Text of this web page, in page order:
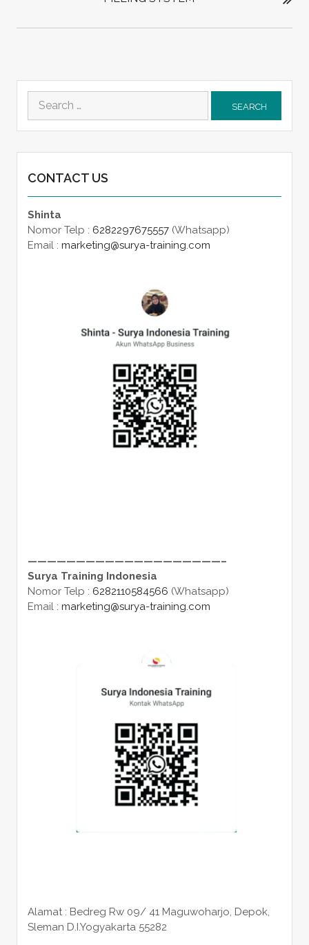
Search
for:
CONTACT US
Shinta
Nomor Telp : 6282297675557(Whatsapp)
Email : marketing@surya-training.com
————————————————————–
Surya Training Indonesia
Nomor Telp : 6282110584566 (Whatsapp)
Email : marketing@surya-training.com
Alamat : Bedreg Rw 09/ 41 Maguwoharjo, Depok,
Sleman D.I.Yogyakarta 55282